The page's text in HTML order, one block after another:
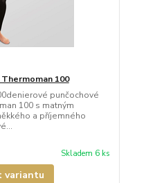
100
punčochové
100 s matným
a příjemného
Skladem 6 ks
variantu